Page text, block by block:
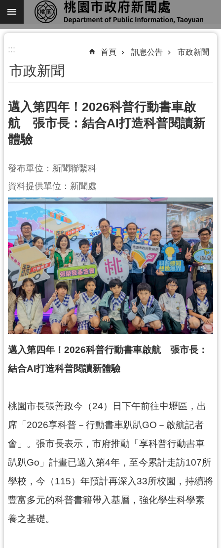
跳到主要內容區塊
進
搜
尋
關
於
們
機
關
訊
錄
業
務
資
訊
訊
息
公
告
便
民
政
府
資
公
開
回
首
::: 首頁 訊息公告 市政新聞
市政新聞
邁入第四年！2026科普行動書車啟
航 張市長：結合AI打造科普閱讀新
體驗
發布單位：新聞聯繫科
資料提供單位：新聞處
邁入第四年！2026科普行動書車啟航 張市長：
結合AI打造科普閱讀新體驗
桃園市長張善政今（24）日下午前往中壢區，出
席「2026享科普－行動書車趴趴GO－啟航記者
會」。張市長表示，市府推動「享科普行動書車
趴趴Go」計畫已邁入第4年，至今累計走訪107所
學校，今（115）年預計再深入33所校園，持續將
豐富多元的科普書籍帶入基層，強化學生科學素
養之基礎。